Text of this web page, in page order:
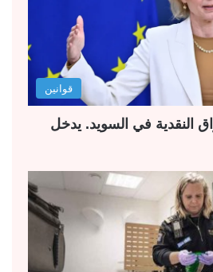
قوانين
النقدية في السويد. يدخل